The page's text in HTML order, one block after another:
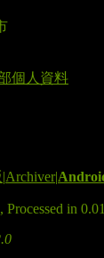
個人資料
|Archiver|
, Processed in